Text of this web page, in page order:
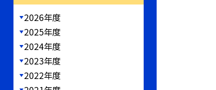
2026年度
2025年度
2024年度
2023年度
2022年度